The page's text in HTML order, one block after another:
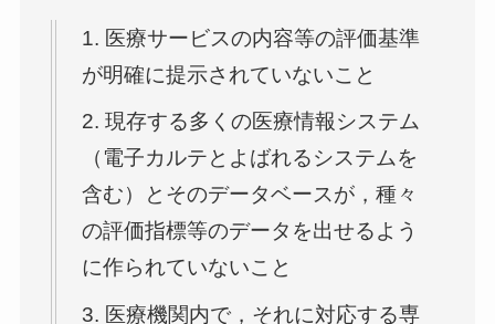
1. 医療サービスの内容等の評価基準
が明確に提示されていないこと
2. 現存する多くの医療情報システム
（電子カルテとよばれるシステムを
含む）とそのデータベースが，種々
の評価指標等のデータを出せるよう
に作られていないこと
3. 医療機関内で，それに対応する専